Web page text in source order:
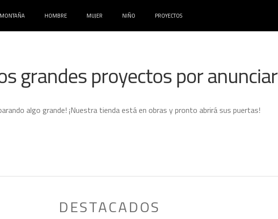
MONTAÑA HOMBRE MUJER NIÑO PROYECTOS
grandes proyectos por anunciar
algo grande! ¡Nuestra tienda está en obras y pronto abrirá sus puertas!
DESTACADOS